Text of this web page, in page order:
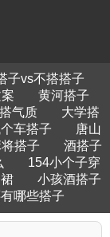
子vs不搭搭子
黄河搭子
气质
大学搭
车搭子
唐山
搭子
酒搭子
154小个子穿
小孩酒搭子
哪些搭子